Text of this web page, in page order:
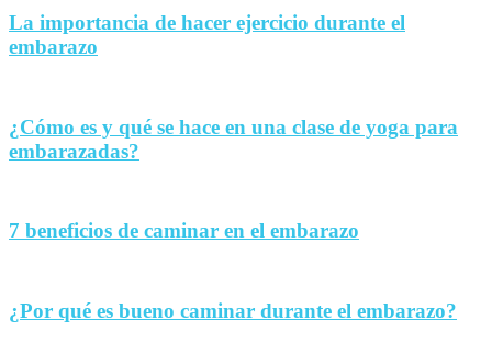
La importancia de hacer ejercicio durante el
embarazo
¿Cómo es y qué se hace en una clase de yoga para
embarazadas?
7 beneficios de caminar en el embarazo
¿Por qué es bueno caminar durante el embarazo?